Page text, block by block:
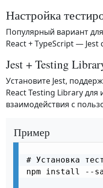
Настройка
Популярный вариант
React + TypeScript — Jest
Jest + Testing
Установите Jest,
React Testing Library для
взаимодействия с
Пример
# Установка
npm install --